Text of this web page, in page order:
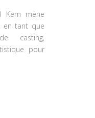
Kern mène
en tant que
casting,
pour